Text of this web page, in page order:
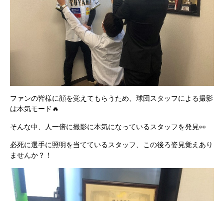
ファンの皆様に顔を覚えてもらうため、球団スタッフによる撮影
は本気モード 🔥
そんな中、人一倍に撮影に本気になっているスタッフを発見👀
必死に選手に照明を当てているスタッフ、この後ろ姿見覚えあり
ませんか？！